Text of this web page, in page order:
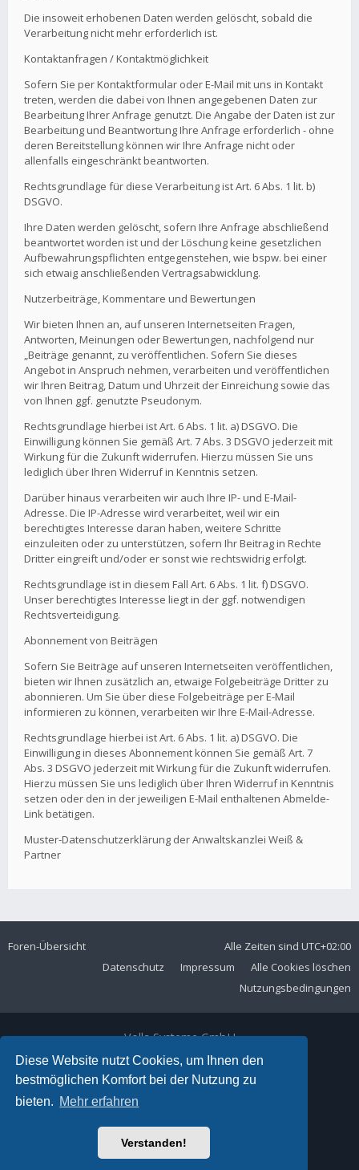
Diese Website nutzt Cookies, um Ihnen den
bestmöglichen Komfort bei der Nutzung zu
bieten. Mehr erfahren
Verstanden!
Die insoweit erhobenen Daten werden gelöscht, sobald die
Verarbeitung nicht mehr erforderlich ist.
Kontaktanfragen / Kontaktmöglichkeit
Sofern Sie per Kontaktformular oder E-Mail mit uns in Kontakt
treten, werden die dabei von Ihnen angegebenen Daten zur
Bearbeitung Ihrer Anfrage genutzt. Die Angabe der Daten ist zur
Bearbeitung und Beantwortung Ihre Anfrage erforderlich - ohne
deren Bereitstellung können wir Ihre Anfrage nicht oder
allenfalls eingeschränkt beantworten.
Rechtsgrundlage für diese Verarbeitung ist Art. 6 Abs. 1 lit. b)
DSGVO.
Ihre Daten werden gelöscht, sofern Ihre Anfrage abschließend
beantwortet worden ist und der Löschung keine gesetzlichen
Aufbewahrungspflichten entgegenstehen, wie bspw. bei einer
sich etwaig anschließenden Vertragsabwicklung.
Nutzerbeiträge, Kommentare und Bewertungen
Wir bieten Ihnen an, auf unseren Internetseiten Fragen,
Antworten, Meinungen oder Bewertungen, nachfolgend nur
„Beiträge genannt, zu veröffentlichen. Sofern Sie dieses
Angebot in Anspruch nehmen, verarbeiten und veröffentlichen
wir Ihren Beitrag, Datum und Uhrzeit der Einreichung sowie das
von Ihnen ggf. genutzte Pseudonym.
Rechtsgrundlage hierbei ist Art. 6 Abs. 1 lit. a) DSGVO. Die
Einwilligung können Sie gemäß Art. 7 Abs. 3 DSGVO jederzeit mit
Wirkung für die Zukunft widerrufen. Hierzu müssen Sie uns
lediglich über Ihren Widerruf in Kenntnis setzen.
Darüber hinaus verarbeiten wir auch Ihre IP- und E-Mail-
Adresse. Die IP-Adresse wird verarbeitet, weil wir ein
berechtigtes Interesse daran haben, weitere Schritte
einzuleiten oder zu unterstützen, sofern Ihr Beitrag in Rechte
Dritter eingreift und/oder er sonst wie rechtswidrig erfolgt.
Rechtsgrundlage ist in diesem Fall Art. 6 Abs. 1 lit. f) DSGVO.
Unser berechtigtes Interesse liegt in der ggf. notwendigen
Rechtsverteidigung.
Abonnement von Beiträgen
Sofern Sie Beiträge auf unseren Internetseiten veröffentlichen,
bieten wir Ihnen zusätzlich an, etwaige Folgebeiträge Dritter zu
abonnieren. Um Sie über diese Folgebeiträge per E-Mail
informieren zu können, verarbeiten wir Ihre E-Mail-Adresse.
Rechtsgrundlage hierbei ist Art. 6 Abs. 1 lit. a) DSGVO. Die
Einwilligung in dieses Abonnement können Sie gemäß Art. 7
Abs. 3 DSGVO jederzeit mit Wirkung für die Zukunft widerrufen.
Hierzu müssen Sie uns lediglich über Ihren Widerruf in Kenntnis
setzen oder den in der jeweiligen E-Mail enthaltenen Abmelde-
Link betätigen.
Muster-Datenschutzerklärung der Anwaltskanzlei Weiß &
Partner
Foren-Übersicht Alle Zeiten sind UTC+02:00
Alle Cookies löschen
Impressum
Datenschutz
Nutzungsbedingungen
Volla Systeme GmbH
Kölner Straße 102
42897 Remscheid
Telefon:+49 2191 59897 61
E-Mail:
Ariki Theme by